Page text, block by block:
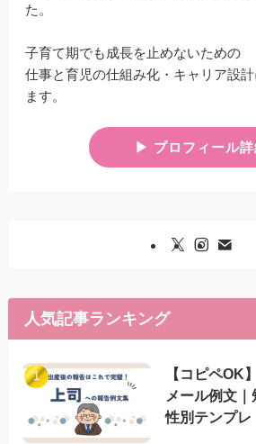
た。
子育て期でも成長を止めないための
仕事と育児の仕組み化・キャリア設
ます。
▶︎ プロフィール詳
人気記事ランキング
【コピペOK
メール例文
性別テンプレ